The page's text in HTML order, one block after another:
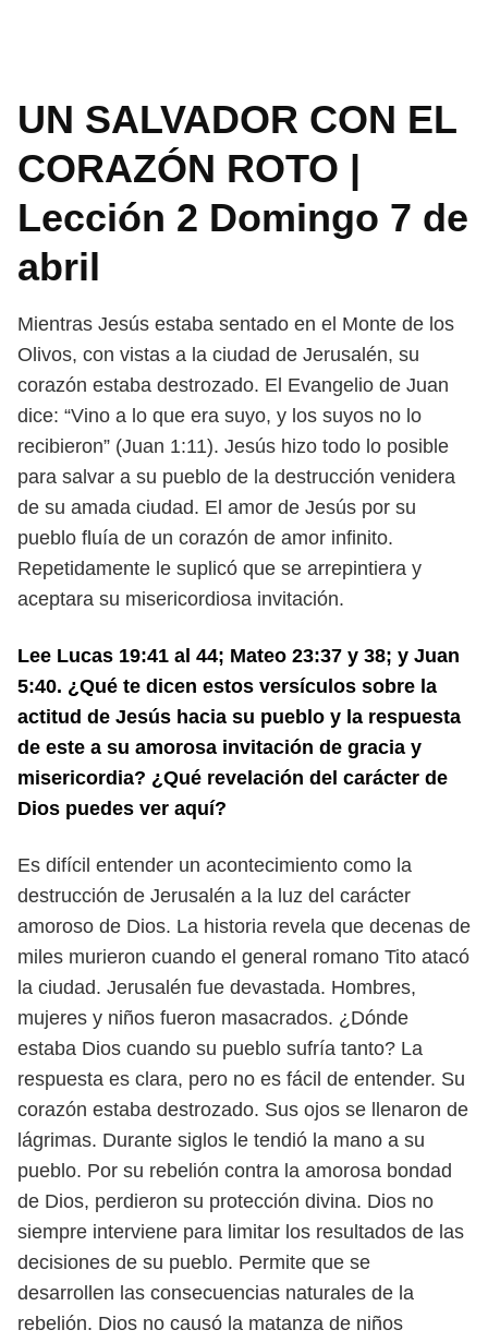
UN SALVADOR CON EL
CORAZÓN ROTO |
Lección 2 Domingo 7 de
abril
Mientras Jesús estaba sentado en el Monte de los
Olivos, con vistas a la ciudad de Jerusalén, su
corazón estaba destrozado. El Evangelio de Juan
dice: “Vino a lo que era suyo, y los suyos no lo
recibieron” (Juan 1:11). Jesús hizo todo lo posible
para salvar a su pueblo de la destrucción venidera
de su amada ciudad. El amor de Jesús por su
pueblo fluía de un corazón de amor infinito.
Repetidamente le suplicó que se arrepintiera y
aceptara su misericordiosa invitación.
Lee Lucas 19:41 al 44; Mateo 23:37 y 38; y Juan
5:40. ¿Qué te dicen estos versículos sobre la
actitud de Jesús hacia su pueblo y la respuesta
de este a su amorosa invitación de gracia y
misericordia? ¿Qué revelación del carácter de
Dios puedes ver aquí?
Es difícil entender un acontecimiento como la
destrucción de Jerusalén a la luz del carácter
amoroso de Dios. La historia revela que decenas de
miles murieron cuando el general romano Tito atacó
la ciudad. Jerusalén fue devastada. Hombres,
mujeres y niños fueron masacrados. ¿Dónde
estaba Dios cuando su pueblo sufría tanto? La
respuesta es clara, pero no es fácil de entender. Su
corazón estaba destrozado. Sus ojos se llenaron de
lágrimas. Durante siglos le tendió la mano a su
pueblo. Por su rebelión contra la amorosa bondad
de Dios, perdieron su protección divina. Dios no
siempre interviene para limitar los resultados de las
decisiones de su pueblo. Permite que se
desarrollen las consecuencias natura les de la
rebelión. Dios no causó la matanza de niños